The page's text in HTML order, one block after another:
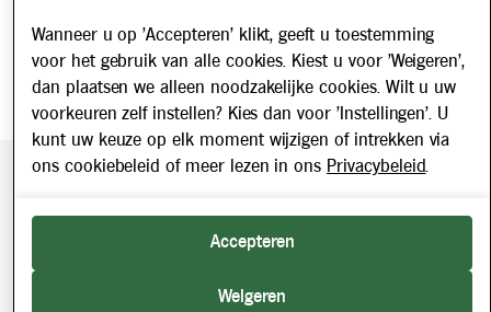
2026 © Maaltijd Thuis. Alle rechten voorbehouden.
Wanneer u op 'Accepteren' klikt, geeft u toestemming
voor het gebruik van alle cookies. Kiest u voor 'Weigeren',
dan plaatsen we alleen noodzakelijke cookies. Wilt u uw
voorkeuren zelf instellen? Kies dan voor 'Instellingen'. U
kunt uw keuze op elk moment wijzigen of intrekken via
ons cookiebeleid of meer lezen in ons Privacybeleid.
Accepteren
Weigeren